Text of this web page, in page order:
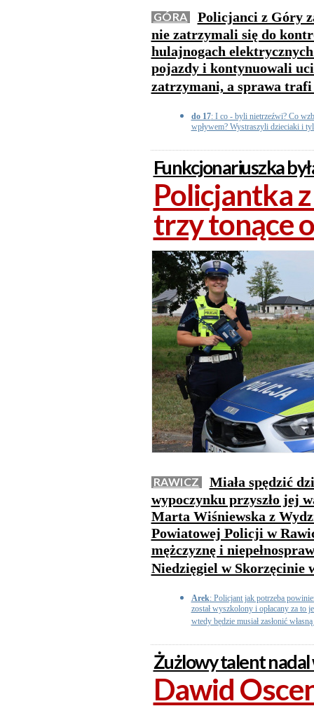
GÓRA
Policjanci z Góry
nie zatrzymali się do
hulajnogach
pojazdy i kontynuowali
zatrzymani, a sprawa trafi
do 17: I co - byli nietrzeźwi? Co
wpływem? Wystraszyli dzieciaki i
Funkcjonariuszka
Policjantka
trzy tonące
RAWICZ
Miała spędzić
wypoczynku przyszło jej
Marta Wiśniewska z
Powiatowej Policji w
mężczyznę i
Niedzięgiel w Skorzęcinie
Arek: Policjant jak potrzeba
został wyszkolony i opłacany za to
wtedy będzie musiał zasłonić
Żużlowy talent nadal
Dawid